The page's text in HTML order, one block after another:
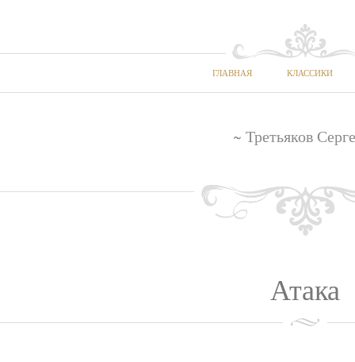
ГЛАВНАЯ КЛАССИКИ
~ Третьяков
Атака